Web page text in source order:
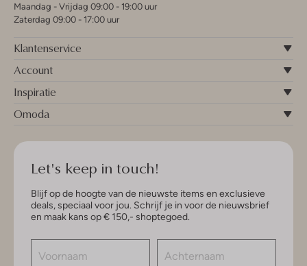
Maandag - Vrijdag 09:00 - 19:00 uur
Zaterdag 09:00 - 17:00 uur
Klantenservice
Account
Inspiratie
Omoda
Let's keep in touch!
Blijf op de hoogte van de nieuwste items en exclusieve
deals, speciaal voor jou. Schrijf je in voor de nieuwsbrief
en maak kans op € 150,- shoptegoed.